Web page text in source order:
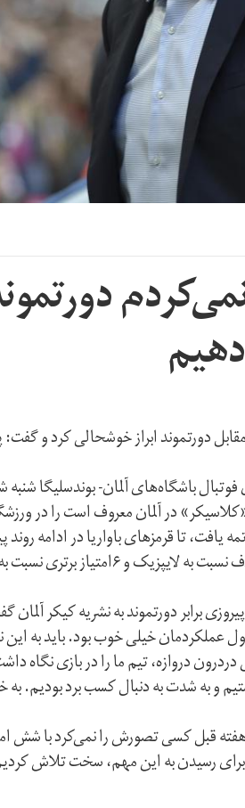
مونیخ از پیروزی ۳-۱ تیمش مقابل دورتموند ابراز
باشگاه‌های آلمان- بوندسلیگا
در آلمان معروف است را در
با پیروزی ۳-۱ بایرن خاتمه یافت، تا قرمزهای
دورتموند، ۲۶ امتیاز شده و با ۴ امتیاز
برابر دورتموند به نشریه کیکر
خیلی خوب بود. باید به این
دروازه، تیم ما را در بازی نگاه
و به شدت به دنبال کسب برد بودیم.
قبل کسی تصورش را نمی‌کرد با شش
برای رسیدن به این مهم، سخت تلاش